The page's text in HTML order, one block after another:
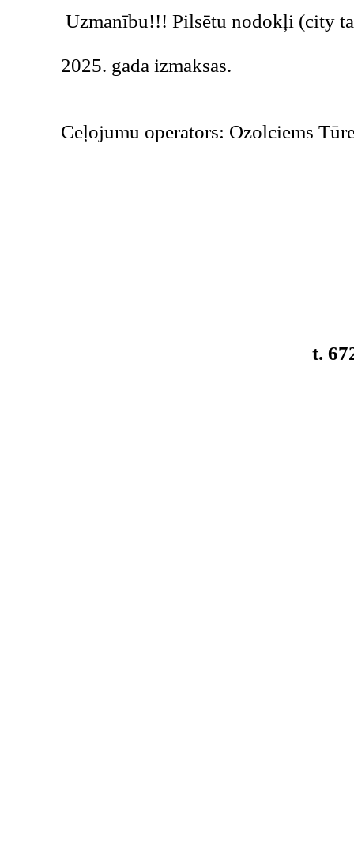
Uzmanību!!! Pilsētu nodokļi (city
2025. gada izmaksas.
Ceļojumu operators: Ozolciems
t. 67226627,